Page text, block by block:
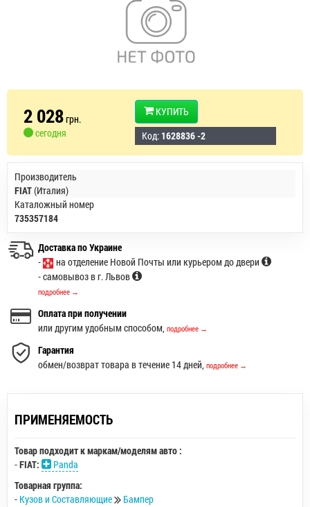
2 028грн.
сегодня
КУПИТЬ
Код: 1628836 -2
Производитель
FIAT(Италия)
Каталожный номер
735357184
Доставка по Украине
-
на отделение Новой Почты или курьером до двери
- самовывоз в г. Львов
подробнее →
Оплата при получении
или другим удобным способом, подробнее →
Гарантия
обмен/возврат товара в течение 14 дней, подробнее →
ПРИМЕНЯЕМОСТЬ
Товар подходит к маркам/моделям авто :
-FIAT:
Panda
Товарная группа:
- Кузов и Составляющие Бампер